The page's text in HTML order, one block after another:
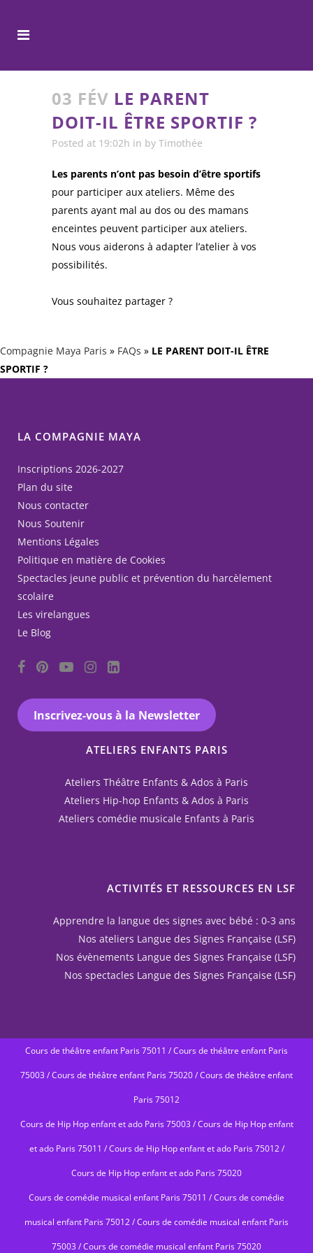
03 FÉV LE PARENT
DOIT-IL ÊTRE SPORTIF ?
Posted at 19:02h in by Timothée
Les parents n’ont pas besoin d’être sportifs
pour participer aux ateliers. Même des
parents ayant mal au dos ou des mamans
enceintes peuvent participer aux ateliers.
Nous vous aiderons à adapter l’atelier à vos
possibilités.
Vous souhaitez partager ?
Compagnie Maya Paris » FAQs » LE PARENT DOIT-IL ÊTRE
SPORTIF ?
LA COMPAGNIE MAYA
Inscriptions 2026-2027
Plan du site
Nous contacter
Nous Soutenir
Mentions Légales
Politique en matière de Cookies
Spectacles jeune public et prévention du harcèlement
scolaire
Les virelangues
Le Blog
Inscrivez-vous à la Newsletter
ATELIERS ENFANTS PARIS
Ateliers Théâtre Enfants & Ados à Paris
Ateliers Hip-hop Enfants & Ados à Paris
Ateliers comédie musicale Enfants à Paris
ACTIVITÉS ET RESSOURCES EN LSF
Apprendre la langue des signes avec bébé : 0-3 ans
Nos ateliers Langue des Signes Française (LSF)
Nos évènements Langue des Signes Française (LSF)
Nos spectacles Langue des Signes Française (LSF)
Cours de théâtre enfant Paris 75011 /Cours de théâtre enfant Paris
75003/Cours de théâtre enfant Paris 75020/Cours de théâtre enfant
Paris 75012
Cours de Hip Hop enfant et ado Paris 75003/Cours de Hip Hop enfant
et ado Paris 75011 /Cours de Hip Hop enfant et ado Paris 75012/
Cours de Hip Hop enfant et ado Paris 75020
Cours de comédie musical enfant Paris 75011 /Cours de comédie
musical enfant Paris 75012/Cours de comédie musical enfant Paris
75003/Cours de comédie musical enfant Paris 75020